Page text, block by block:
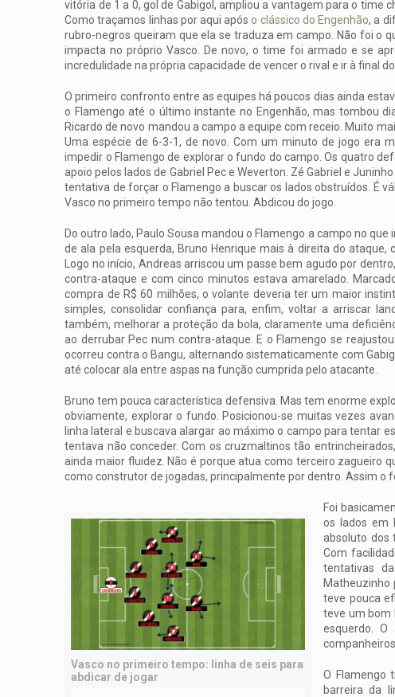
vitória de 1 a 0, gol de Gabigol, ampliou a vantagem para o time
Como traçamos linhas por aqui após o clássico do Engenhão, a
rubro-negros queiram que ela se traduza em campo. Não foi o
impacta no próprio Vasco. De novo, o time foi armado e se
incredulidade na própria capacidade de vencer o rival e ir à final do
O primeiro confronto entre as equipes há poucos dias ainda
o Flamengo até o último instante no Engenhão, mas tombou
Ricardo de novo mandou a campo a equipe com receio. Muito
Uma espécie de 6-3-1, de novo. Com um minuto de jogo era
impedir o Flamengo de explorar o fundo do campo. Os quatro
apoio pelos lados de Gabriel Pec e Weverton. Zé Gabriel e
tentativa de forçar o Flamengo a buscar os lados obstruídos. É
Vasco no primeiro tempo não tentou. Abdicou do jogo.
Do outro lado, Paulo Sousa mandou o Flamengo a campo no
de ala pela esquerda, Bruno Henrique mais à direita do
Logo no início, Andreas arriscou um passe bem agudo por
contra-ataque e com cinco minutos estava amarelado.
compra de R$ 60 milhões, o volante deveria ter um maior
simples, consolidar confiança para, enfim, voltar a arriscar
também, melhorar a proteção da bola, claramente uma
ao derrubar Pec num contra-ataque. E o Flamengo se
ocorreu contra o Bangu, alternando sistematicamente com
até colocar ala entre aspas na função cumprida pelo atacante.
Bruno tem pouca característica defensiva. Mas tem enorme
obviamente, explorar o fundo. Posicionou-se muitas vezes
linha lateral e buscava alargar ao máximo o campo para tentar
tentava não conceder. Com os cruzmaltinos tão
ainda maior fluidez. Não é porque atua como terceiro zagueiro
como construtor de jogadas, principalmente por dentro. Assim o
Vasco no primeiro tempo: linha de seis para
abdicar de jogar
Foi
os lados em
absoluto dos
Com
tentativas
Matheuzinho
teve pouca
teve um bom
esquerdo.
O Flamengo
barreira da